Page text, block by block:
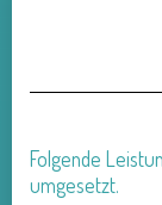
Dreiklang in
Clips zu den
Folgende
umgesetzt.